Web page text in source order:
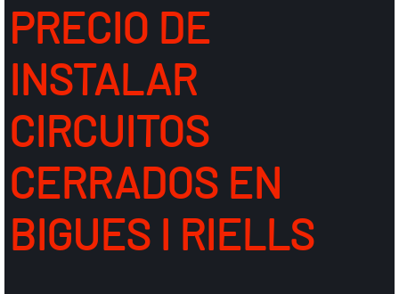
PRECIO DE
INSTALAR
CIRCUITOS
CERRADOS EN
BIGUES I RIELLS